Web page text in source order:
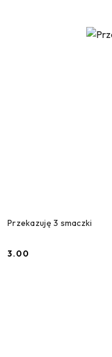
Przekazuję 3 smaczki
Cena:
3.00